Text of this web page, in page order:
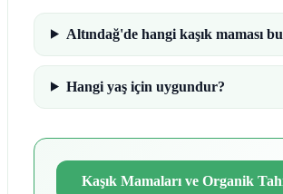
Altındağ'de hangi kaşık maması
Hangi yaş için uygundur?
Kaşık Mamaları ve Organik